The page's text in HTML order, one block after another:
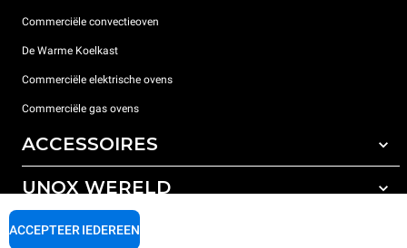
Commerciële convectieoven
De Warme Koelkast
Commerciële elektrische ovens
Commerciële gas ovens
ACCESSOIRES
All the accessories
Detergenten voor automatisch wassen
UNOX WERELD
Onze vestigingen wereldwijd
ONDERSTEUNING
ACCEPTEER IEDEREEN